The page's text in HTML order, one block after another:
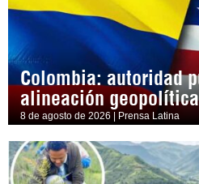
Colombia: autoridad
alineación
8 de agosto de 2026 | Prensa Latina